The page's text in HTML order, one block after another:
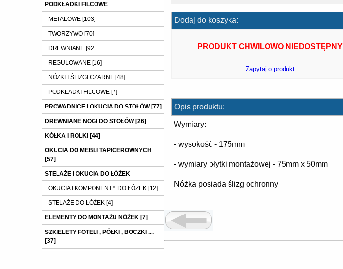
PODKŁADKI FILCOWE
METALOWE [103]
TWORZYWO [70]
DREWNIANE [92]
REGULOWANE [16]
NÓŻKI I ŚLIZGI CZARNE [48]
PODKŁADKI FILCOWE [7]
PROWADNICE I OKUCIA DO STOŁÓW [77]
DREWNIANE NOGI DO STOŁÓW [26]
KÓŁKA I ROLKI [44]
OKUCIA DO MEBLI TAPICEROWNYCH
[57]
STELAŻE I OKUCIA DO ŁÓŻEK
OKUCIA I KOMPONENTY DO ŁÓZEK [12]
STELAŻE DO ŁÓŻEK [4]
ELEMENTY DO MONTAŻU NÓŻEK [7]
SZKIELETY FOTELI , PÓŁKI , BOCZKI ....
[37]
Dodaj do koszyka:
PRODUKT CHWILOWO NIEDOSTĘPNY
Zapytaj o produkt
Opis produktu:
Wymiary:
- wysokość - 175mm
- wymiary płytki montażowej - 75mm x 50mm
Nóżka posiada ślizg ochronny